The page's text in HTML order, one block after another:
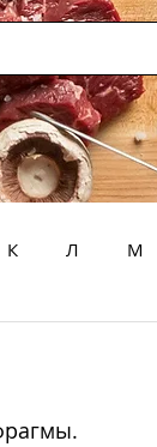
К Л М